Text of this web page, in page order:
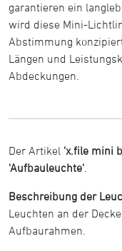
garantieren ein
wird diese Mini-
Abstimmung
Längen und
Abdeckungen.
Der Artikel 'x.file mini
'Aufbauleuchte'
Beschreibung der
Leuchten an der
Aufbaurahmen.